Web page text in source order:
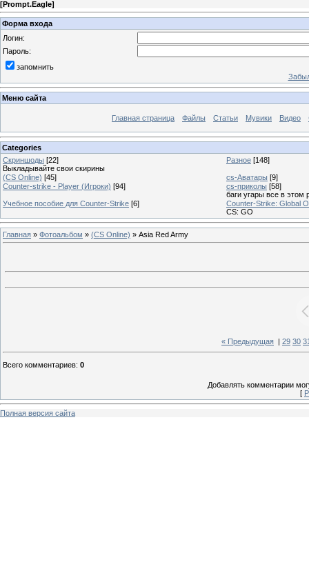
[Prompt.Eagle]
Форма входа
Логин:
Пароль:
запомнить
Меню сайта
Главная страница Файлы Статьи Мувики Видео
Categories
Скриншоды [22]
Выкладывайте свои скирины
Разное [148]
(CS Online) [45] cs-Аватары [9]
Counter-strike - Player (Игроки) [94] cs-приколы [58]
баги угары все в этом
Учебное пособие для Counter-Strike [6]
Counter-Strike: Global
CS: GO
Главная » Фотоальбом » (CS Online) » Asia Red Army
« Предыдущая 29 30
Всего комментариев: 0
Добавлять комментарии
[
Полная версия сайта